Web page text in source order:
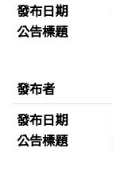
發布日期
公告標題
發布者
發布日期
公告標題